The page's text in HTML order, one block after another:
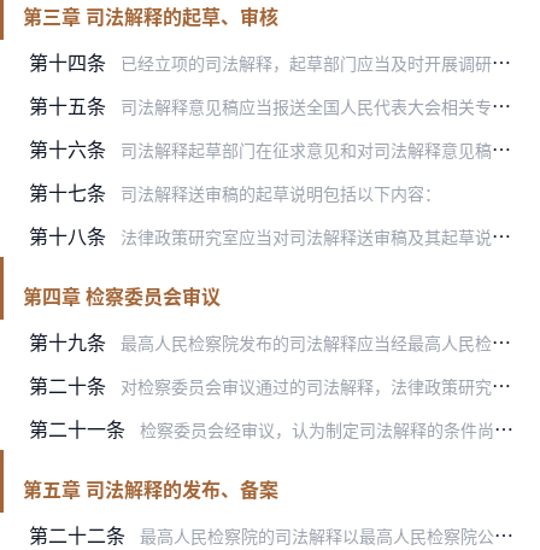
第三章 司法解释的起草、审核
第十四条
已经立项的司法解释，起草部门应当及时开展调研起草工作，形成司法解释意见稿。
第十五条 司法解释意见稿应当报送全国人民代表大会相关专门委员会或者全国人民代表大会常务委员会相关工作机构征求意见。
第十六条 司法解释起草部门在征求意见和对司法解释意见稿进行修改完善后，认为可以提交检察委员会审议的，应当形成司法解释送审稿，撰写起草说明，附典型案例等相关材料，经分管副检…
第十七条 司法解释送审稿的起草说明包括以下内容：
第十八条 法律政策研究室应当对司法解释送审稿及其起草说明进行审核。认为需要进一步修改、补充、论证的，提出书面意见，退回起草部门。
第四章 检察委员会审议
第十九条
最高人民检察院发布的司法解释应当经最高人民检察院检察委员会审议通过。
第二十条 对检察委员会审议通过的司法解释，法律政策研究室根据审议意见对司法解释审议稿进行修改后，报检察长签发。
第二十一条 检察委员会经审议，认为制定司法解释的条件尚不成熟的，可以决定进一步研究论证或者撤销立项。
第五章 司法解释的发布、备案
第二十二条
最高人民检察院的司法解释以最高人民检察院公告的形式，在《最高人民检察院公报》和最高人民检察院官方网站公布。